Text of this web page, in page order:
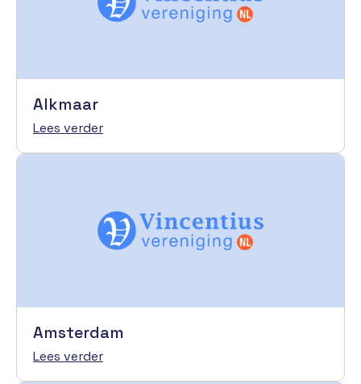
Alkmaar
Lees verder
Amsterdam
Lees verder